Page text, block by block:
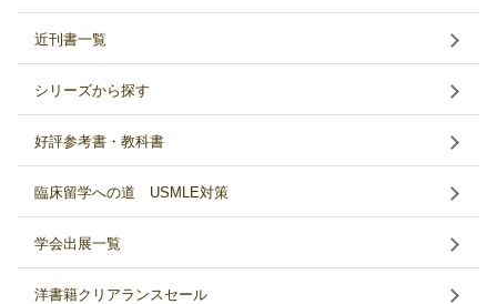
近刊書一覧
シリーズから探す
好評参考書・教科書
臨床留学への道 USMLE対策
学会出展一覧
洋書籍クリアランスセール